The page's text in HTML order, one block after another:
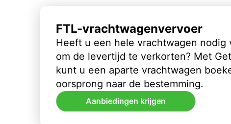
FTL-vrachtwagenvervoer
Heeft u een hele vrachtwagen nodig
om de levertijd te verkorten? Met
kunt u een aparte vrachtwagen
oorsprong naar de bestemming.
Aanbiedingen krijgen